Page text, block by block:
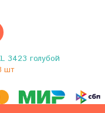
3423 голубой
шт